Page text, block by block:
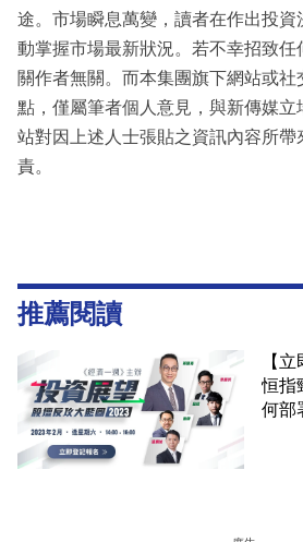
途。市場瞬息萬變，讀者在作出投資
動掌握市場最新狀況。若不幸招致任
關作者無關。而本集團旗下網站或
點，僅屬筆者個人意見，與新傳媒立
站對因上述人士張貼之資訊內容所帶
責。
推薦閱讀
【
恒指
何部